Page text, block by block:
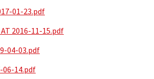
01-23.pdf
AT 2016-11-15.pdf
04-03.pdf
06-14.pdf